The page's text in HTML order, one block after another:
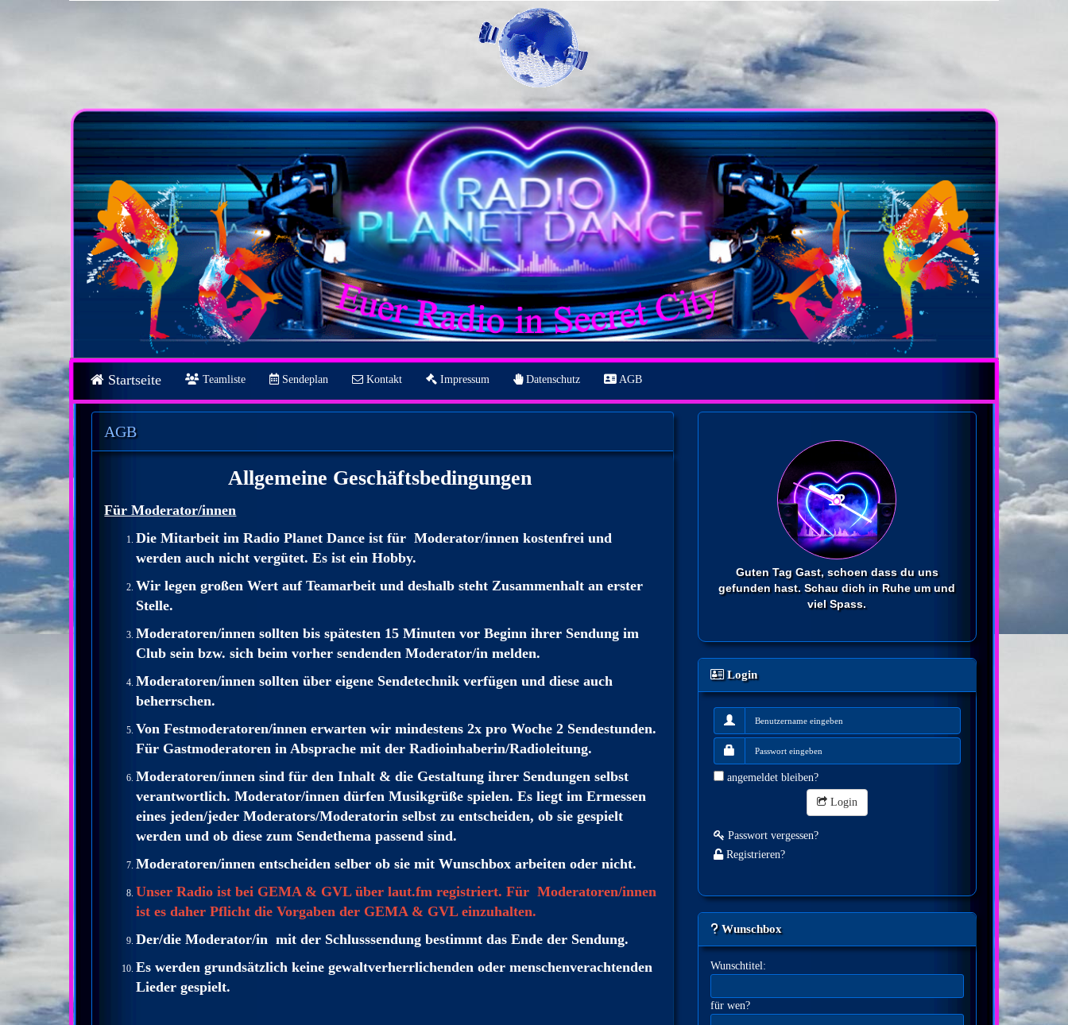
Startseite Teamliste Sendeplan Kontakt Impressum Datenschutz AGB
AGB
Allgemeine Geschäftsbedingungen
Für Moderator/innen
Die Mitarbeit im Radio Planet Dance ist für Moderator/innen kostenfrei und
werden auch nicht vergütet. Es ist ein Hobby.
Wir legen großen Wert auf Teamarbeit und deshalb steht Zusammenhalt an erster
Stelle.
Moderatoren/innen sollten bis spätesten 15 Minuten vor Beginn ihrer Sendung im
Club sein bzw. sich beim vorher sendenden Moderator/in melden.
Moderatoren/innen sollten über eigene Sendetechnik verfügen und diese auch
beherrschen.
Von Festmoderatoren/innen erwarten wir mindestens 2x pro Woche 2 Sendestunden.
Für Gastmoderatoren in Absprache mit der Radioinhaberin/Radioleitung.
Moderatoren/innen sind für den Inhalt & die Gestaltung ihrer Sendungen selbst
verantwortlich. Moderator/innen dürfen Musikgrüße spielen. Es liegt im Ermessen
eines jeden/jeder Moderators/Moderatorin selbst zu entscheiden, ob sie gespielt
werden und ob diese zum Sendethema passend sind.
Moderatoren/innen entscheiden selber ob sie mit Wunschbox arbeiten oder nicht.
Unser Radio ist bei GEMA & GVL über laut.fm registriert. Für Moderatoren/innen
ist es daher Pflicht die Vorgaben der GEMA & GVL einzuhalten.
Der/die Moderator/in mit der Schlusssendung bestimmt das Ende der Sendung.
Es werden grundsätzlich keine gewaltverherrlichenden oder menschenverachtenden
Lieder gespielt.
Guten Tag Gast, schoen dass du uns
gefunden hast. Schau dich in Ruhe um und
viel Spass.
Login
angemeldet bleiben?
Login
Passwort vergessen?
Registrieren?
Wunschbox
Wunschtitel:
für wen?